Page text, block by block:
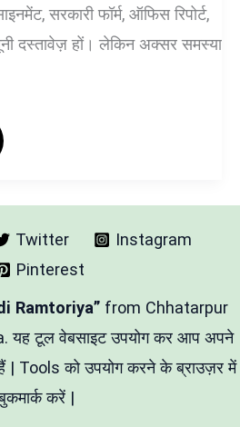
सरकारी फॉर्म, ऑफिस रिपोर्ट,
दस्तावेज़ हों। लेकिन अक्सर समस्या
Twitter
Instagram
Pinterest
Ramtoriya” from Chhatarpur
यह टूल वेबसाइट उपयोग कर आप अपने
| Tools को उपयोग करने के ब्राउज़र में
करें |